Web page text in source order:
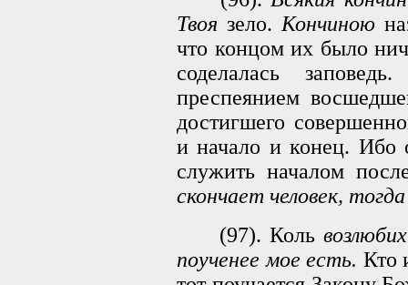
Твоя зело. Кончиною
что концом их было
соделалась
преспеянием
достигшего
и начало и конец. Ибо
служить началом
скончает человек,
(97). Коль
поученее мое есть. Кто